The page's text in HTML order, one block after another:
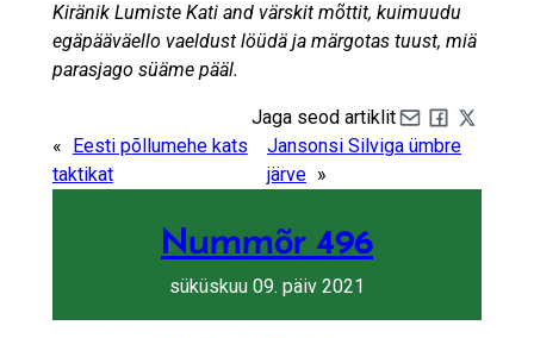
Kiränik Lumiste Kati and värskit mõttit, kuimuudu
egäpääväello vaeldust löüdä ja märgotas tuust, miä
parasjago süäme pääl.
Jaga seod artiklit
Share by e-mail
Share on
Share on
« Eesti põllumehe kats
taktikat
Jansonsi Silviga ümbre
järve »
Nummõr 496
süküskuu 09. päiv 2021